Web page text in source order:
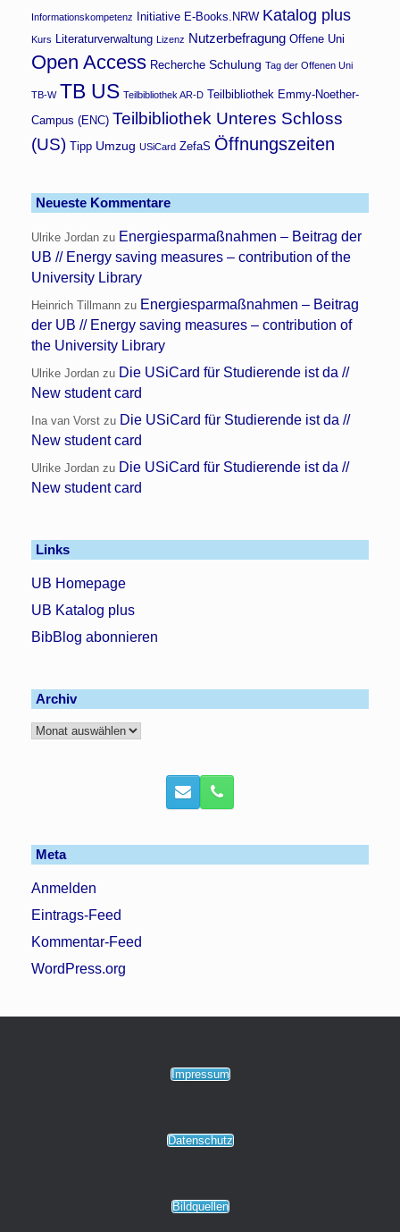
Informationskompetenz Initiative E-Books.NRW Katalog plus
Kurs Literaturverwaltung Lizenz Nutzerbefragung Offene Uni
Open Access Recherche Schulung Tag der Offenen Uni
TB-W TB US Teilbibliothek AR-D Teilbibliothek Emmy-Noether-
Campus (ENC) Teilbibliothek Unteres Schloss
(US) Tipp Umzug USiCard ZefaS Öffnungszeiten
Neueste Kommentare
Ulrike Jordan zu Energiesparmaßnahmen – Beitrag der
UB // Energy saving measures – contribution of the
University Library
Heinrich Tillmann zu Energiesparmaßnahmen – Beitrag
der UB // Energy saving measures – contribution of
the University Library
Ulrike Jordan zu Die USiCard für Studierende ist da //
New student card
Ina van Vorst zu Die USiCard für Studierende ist da //
New student card
Ulrike Jordan zu Die USiCard für Studierende ist da //
New student card
Links
UB Homepage
UB Katalog plus
BibBlog abonnieren
Archiv
Archiv
Meta
Anmelden
Eintrags-Feed
Kommentar-Feed
WordPress.org
Impressum
Datenschutz
Bildquellen